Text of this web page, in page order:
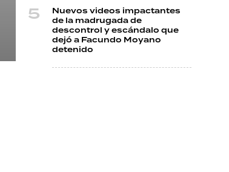
Nuevos videos impactantes
de la madrugada de
descontrol y escándalo que
dejó a Facundo Moyano
detenido